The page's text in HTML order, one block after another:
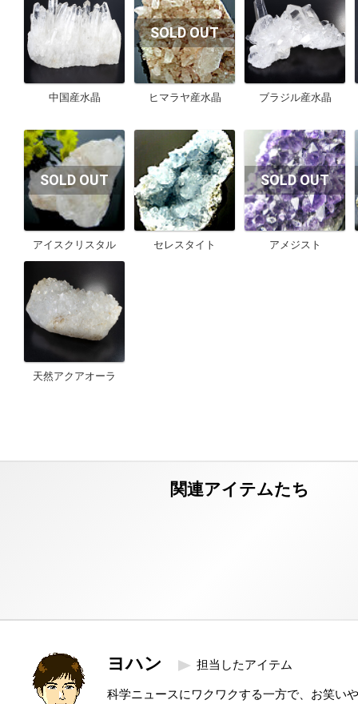
中国産水晶 ヒマラヤ産水晶 ブラジル産水晶
アイスクリスタル セレスタイト アメジスト
天然アクアオーラ
ヨハン 担当したアイテム
科学ニュースにワクワクする一方で、お笑い